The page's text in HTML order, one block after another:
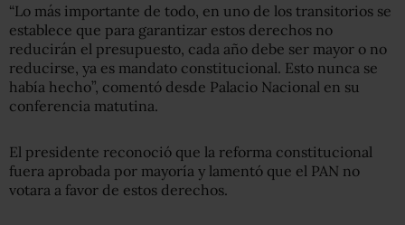
“Lo más importante de todo, en uno de los transitorios se
establece que para garantizar estos derechos no
reducirán el presupuesto, cada año debe ser mayor o no
reducirse, ya es mandato constitucional. Esto nunca se
había hecho”, comentó desde Palacio Nacional en su
conferencia matutina.
El presidente reconoció que la reforma constitucional
fuera aprobada por mayoría y lamentó que el PAN no
votara a favor de estos derechos.